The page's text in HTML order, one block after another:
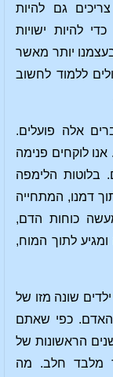
גם להיות
להיות ישויות
בעצמנו יותר מאשר
ללמוד לחשוב
אלה פועלים.
לוקחים פנימה
בלוטות הלימפה
דמנו, המתחייה
כוחות הדם,
לתוך המוח,
שונה מזו של
האדם. כפי שאתם
הראשונות של
מלבד חלב. מה